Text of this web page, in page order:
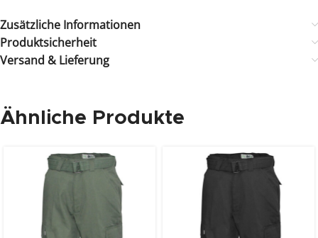
Zusätzliche Informationen
Produktsicherheit
Versand & Lieferung
Ähnliche Produkte